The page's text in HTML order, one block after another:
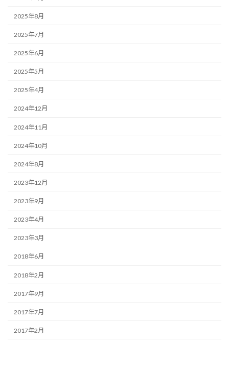
2025年8月
2025年7月
2025年6月
2025年5月
2025年4月
2024年12月
2024年11月
2024年10月
2024年8月
2023年12月
2023年9月
2023年4月
2023年3月
2018年6月
2018年2月
2017年9月
2017年7月
2017年2月